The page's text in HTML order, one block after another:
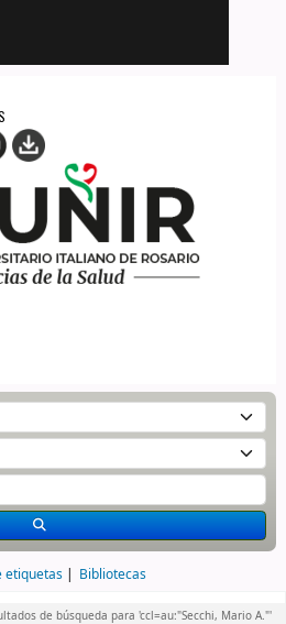
etiquetas Bibliotecas
de búsqueda para 'ccl=au:"Secchi, Mario A."'